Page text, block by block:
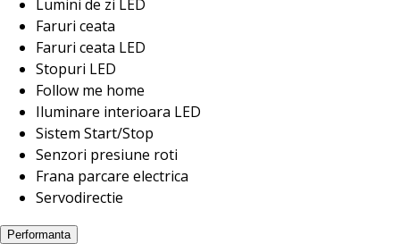
Lumini de zi LED
Faruri ceata
Faruri ceata LED
Stopuri LED
Follow me home
Iluminare interioara LED
Sistem Start/Stop
Senzori presiune roti
Frana parcare electrica
Servodirectie
Performanta